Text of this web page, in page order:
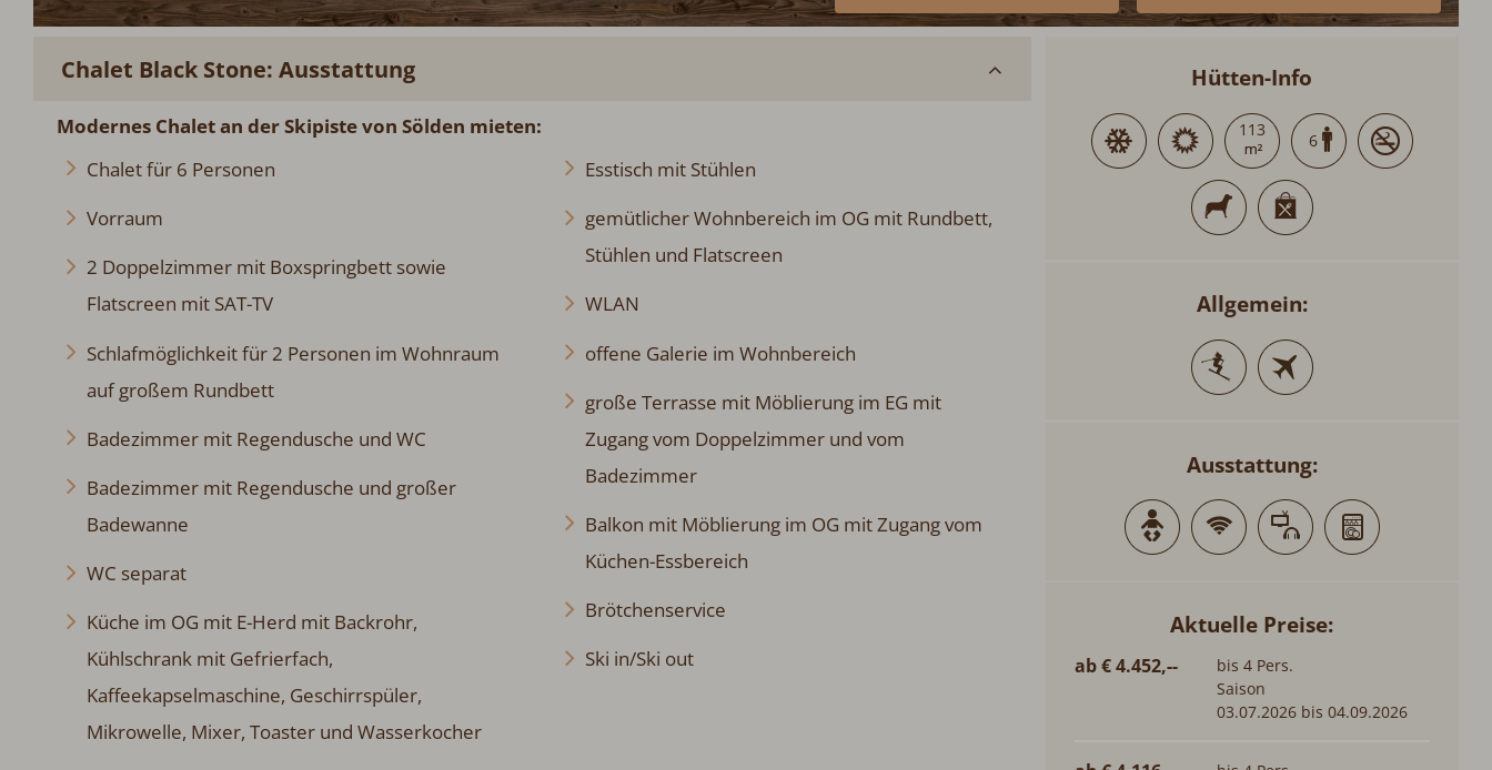
Chalet Black Stone: Ausstattung
Modernes Chalet an der Skipiste von Sölden mieten:
Chalet für 6 Personen
Vorraum
2 Doppelzimmer mit Boxspringbett sowie
Flatscreen mit SAT-TV
Schlafmöglichkeit für 2 Personen im Wohnraum
auf großem Rundbett
Badezimmer mit Regendusche und WC
Badezimmer mit Regendusche und großer
Badewanne
WC separat
Küche im OG mit E-Herd mit Backrohr,
Kühlschrank mit Gefrierfach,
Kaffeekapselmaschine, Geschirrspüler,
Mikrowelle, Mixer, Toaster und Wasserkocher
Esstisch mit Stühlen
gemütlicher Wohnbereich im OG mit Rundbett,
Stühlen und Flatscreen
WLAN
offene Galerie im Wohnbereich
große Terrasse mit Möblierung im EG mit
Zugang vom Doppelzimmer und vom
Badezimmer
Balkon mit Möblierung im OG mit Zugang vom
Küchen-Essbereich
Brötchenservice
Ski in/Ski out
Hütten-Info
113
6
Allgemein:
Ausstattung:
Aktuelle Preise:
ab € 4.452,--
bis 4 Pers.
Saison
03.07.2026 bis 04.09.2026